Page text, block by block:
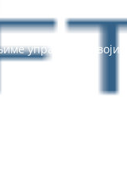
управљате